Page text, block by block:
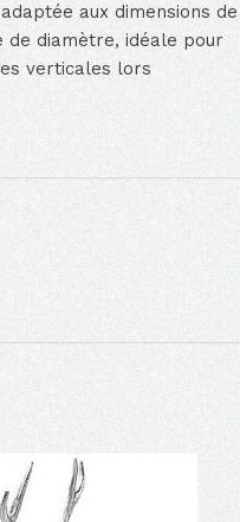
aux dimensions de
diamètre, idéale pour
verticales lors